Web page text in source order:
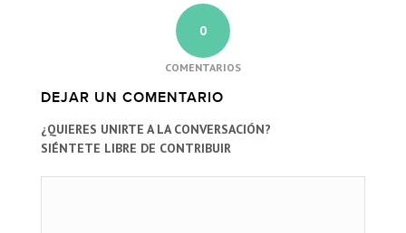
0
COMENTARIOS
DEJAR UN COMENTARIO
¿QUIERES UNIRTE A LA CONVERSACIÓN?
SIÉNTETE LIBRE DE CONTRIBUIR